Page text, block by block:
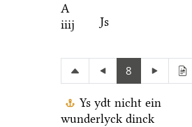
ſpreke apenbar.
A
8
Ys ydt nicht ein